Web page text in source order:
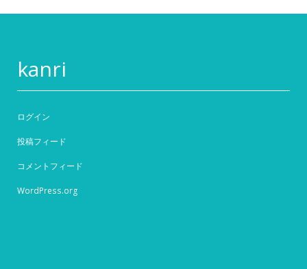
kanri
ログイン
投稿フィード
コメントフィード
WordPress.org